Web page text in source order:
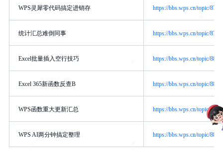
WPS灵犀零代码搞定进销存 https://bbs.wps.cn/topic/
统计汇总难倒同事 https://bbs.wps.cn/topic/
Excel批量插入空行技巧 https://bbs.wps.cn/topic/
Excel 365新函数反查B https://bbs.wps.cn/topic/
WPS函数重大更新汇总 https://bbs.wps.cn/topic/
WPS AI两分钟搞定整理 https://bbs.wps.cn/topic/